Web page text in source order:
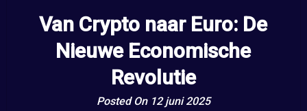
Van Crypto naar Euro: De
Nieuwe Economische
Revolutie
Posted On 12 juni 2025